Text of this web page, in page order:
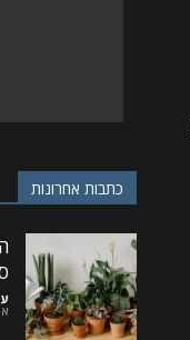
כתבות אחרונות